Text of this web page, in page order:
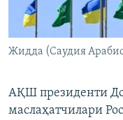
Жидда (Саудия
АҚШ президенти
маслаҳатчилари